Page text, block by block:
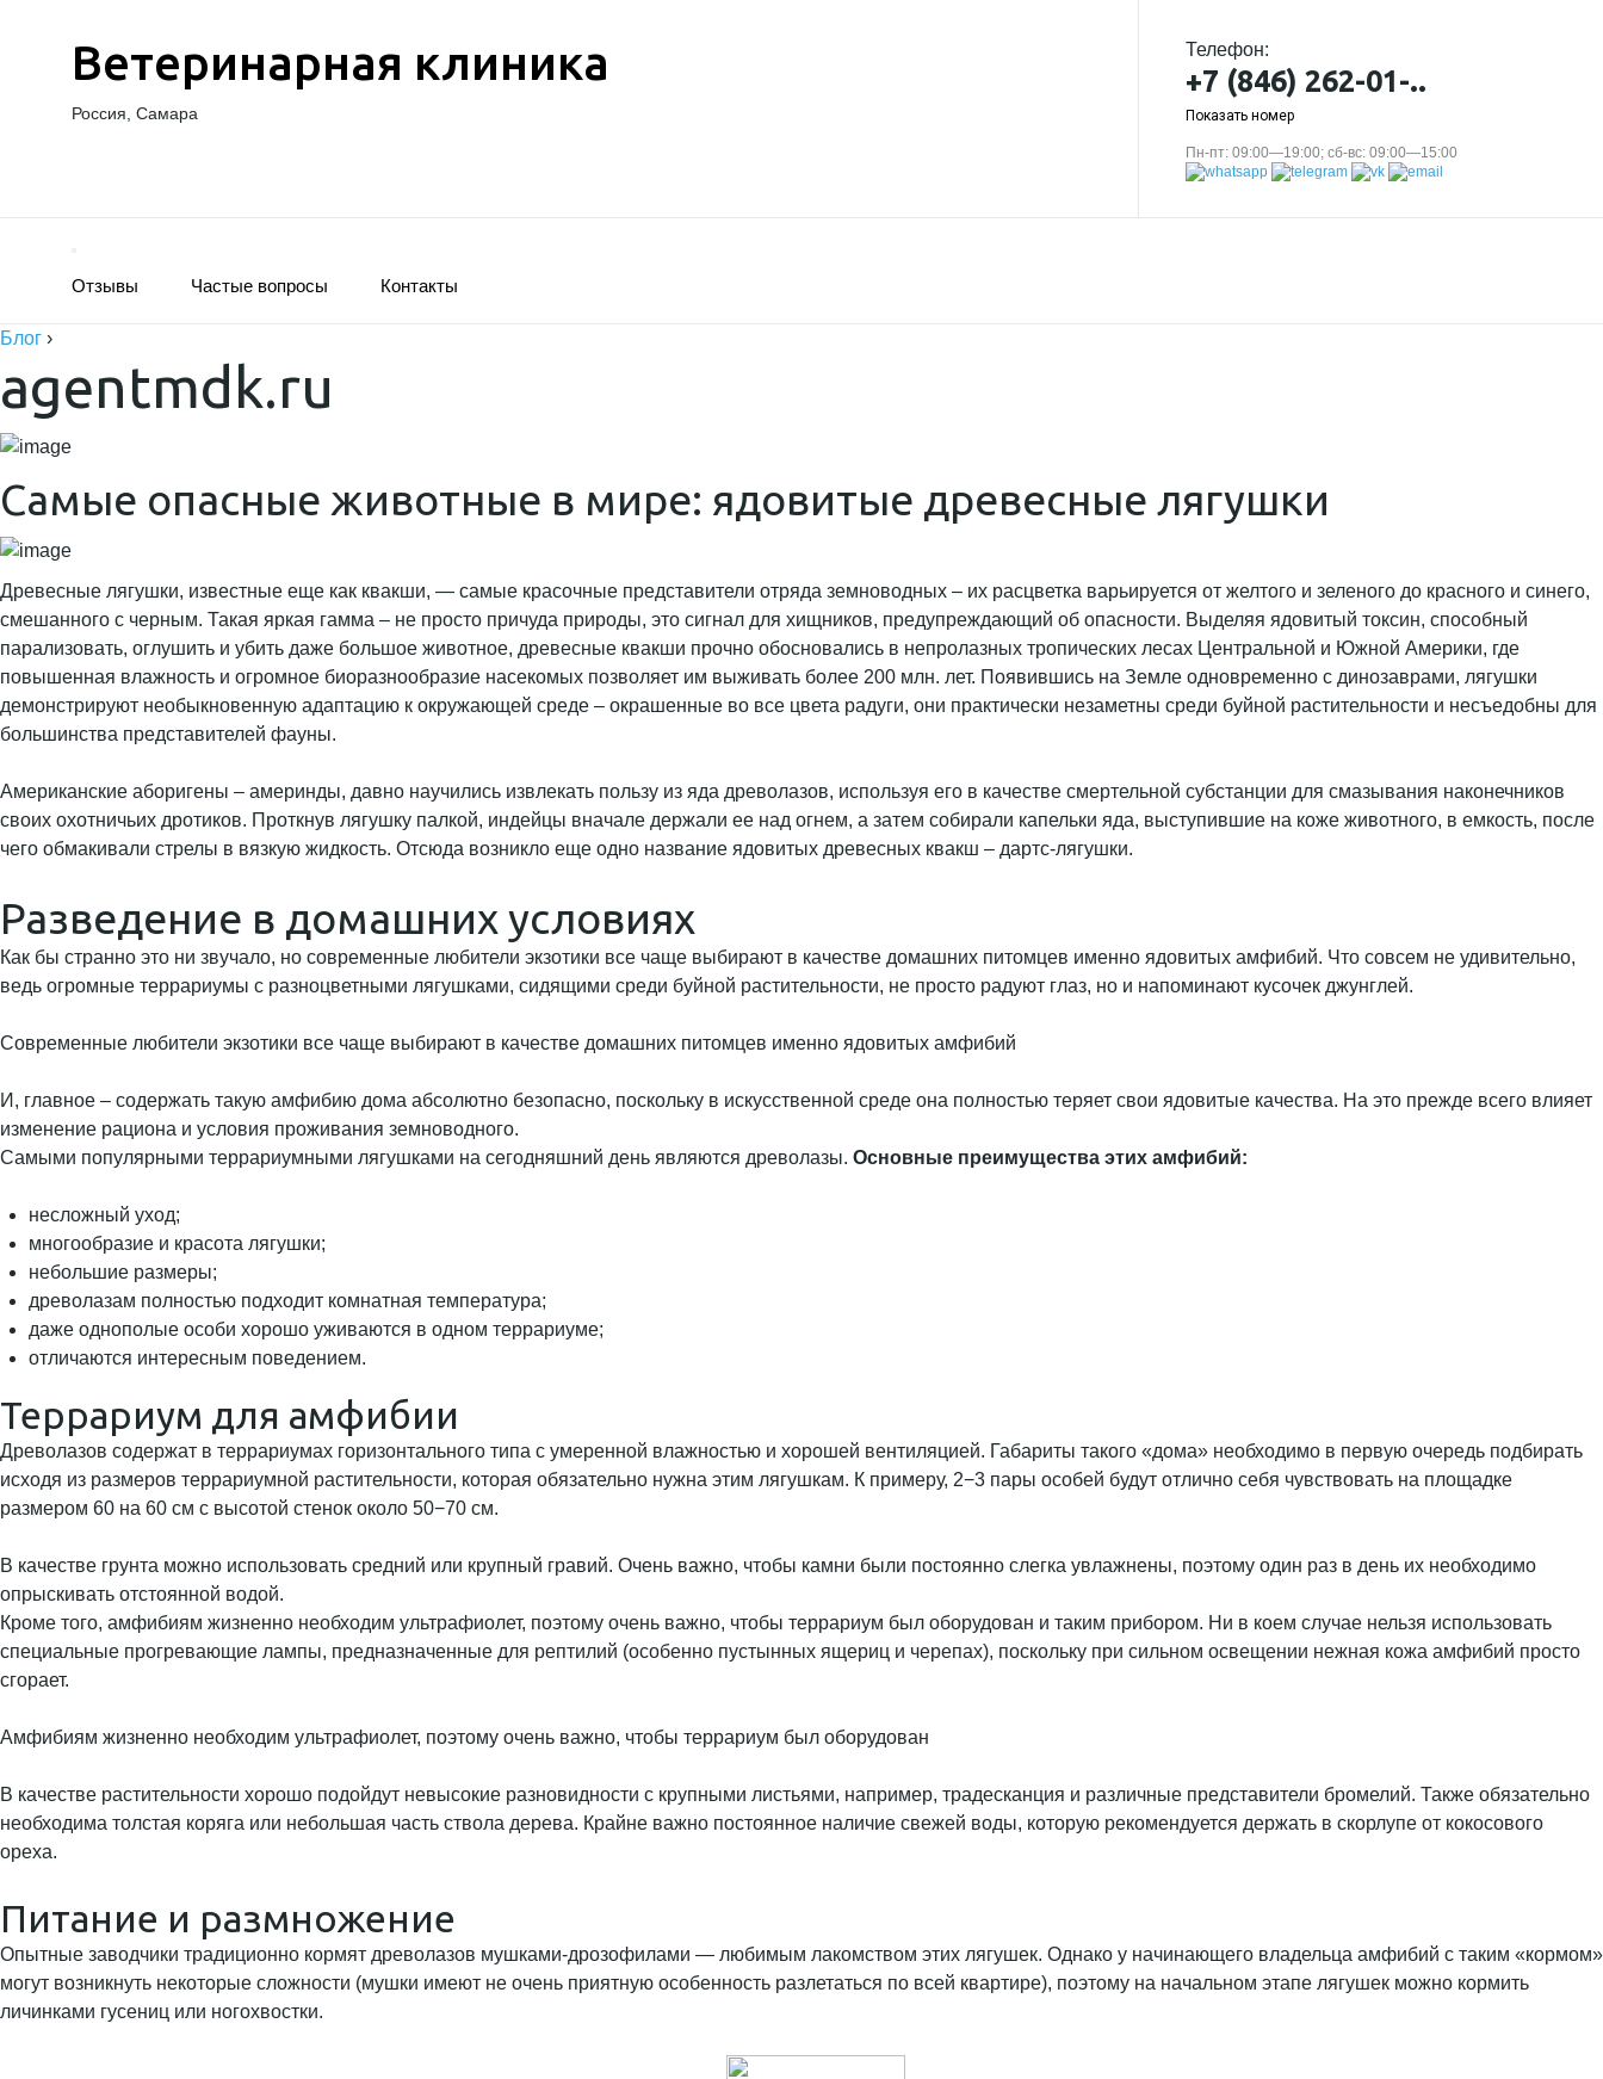
Ветеринарная клиника
Россия, Самара
Телефон:
+7 (846) 262-01-..
Показать номер
Пн-пт: 09:00—19:00; сб-вс: 09:00—15:00
Отзывы Частые вопросы Контакты
Блог ›
agentmdk.ru
Самые опасные животные в мире: ядовитые древесные лягушки
Древесные лягушки, известные еще как квакши, — самые красочные представители отряда земноводных – их расцветка варьируется от желтого и зеленого до красного и синего,
смешанного с черным. Такая яркая гамма – не просто причуда природы, это сигнал для хищников, предупреждающий об опасности. Выделяя ядовитый токсин, способный
парализовать, оглушить и убить даже большое животное, древесные квакши прочно обосновались в непролазных тропических лесах Центральной и Южной Америки, где
повышенная влажность и огромное биоразнообразие насекомых позволяет им выживать более 200 млн. лет. Появившись на Земле одновременно с динозаврами, лягушки
демонстрируют необыкновенную адаптацию к окружающей среде – окрашенные во все цвета радуги, они практически незаметны среди буйной растительности и несъедобны для
большинства представителей фауны.
Американские аборигены – америнды, давно научились извлекать пользу из яда древолазов, используя его в качестве смертельной субстанции для смазывания наконечников
своих охотничьих дротиков. Проткнув лягушку палкой, индейцы вначале держали ее над огнем, а затем собирали капельки яда, выступившие на коже животного, в емкость, после
чего обмакивали стрелы в вязкую жидкость. Отсюда возникло еще одно название ядовитых древесных квакш – дартс-лягушки.
Разведение в домашних условиях
Как бы странно это ни звучало, но современные любители экзотики все чаще выбирают в качестве домашних питомцев именно ядовитых амфибий. Что совсем не удивительно,
ведь огромные террариумы с разноцветными лягушками, сидящими среди буйной растительности, не просто радуют глаз, но и напоминают кусочек джунглей.
Современные любители экзотики все чаще выбирают в качестве домашних питомцев именно ядовитых амфибий
И, главное – содержать такую амфибию дома абсолютно безопасно, поскольку в искусственной среде она полностью теряет свои ядовитые качества. На это прежде всего влияет
изменение рациона и условия проживания земноводного.
Самыми популярными террариумными лягушками на сегодняшний день являются древолазы. Основные преимущества этих амфибий:
несложный уход;
многообразие и красота лягушки;
небольшие размеры;
древолазам полностью подходит комнатная температура;
даже однополые особи хорошо уживаются в одном террариуме;
отличаются интересным поведением.
Террариум для амфибии
Древолазов содержат в террариумах горизонтального типа с умеренной влажностью и хорошей вентиляцией. Габариты такого «дома» необходимо в первую очередь подбирать
исходя из размеров террариумной растительности, которая обязательно нужна этим лягушкам. К примеру, 2−3 пары особей будут отлично себя чувствовать на площадке
размером 60 на 60 см с высотой стенок около 50−70 см.
В качестве грунта можно использовать средний или крупный гравий. Очень важно, чтобы камни были постоянно слегка увлажнены, поэтому один раз в день их необходимо
опрыскивать отстоянной водой.
Кроме того, амфибиям жизненно необходим ультрафиолет, поэтому очень важно, чтобы террариум был оборудован и таким прибором. Ни в коем случае нельзя использовать
специальные прогревающие лампы, предназначенные для рептилий (особенно пустынных ящериц и черепах), поскольку при сильном освещении нежная кожа амфибий просто
сгорает.
Амфибиям жизненно необходим ультрафиолет, поэтому очень важно, чтобы террариум был оборудован
В качестве растительности хорошо подойдут невысокие разновидности с крупными листьями, например, традесканция и различные представители бромелий. Также обязательно
необходима толстая коряга или небольшая часть ствола дерева. Крайне важно постоянное наличие свежей воды, которую рекомендуется держать в скорлупе от кокосового
ореха.
Питание и размножение
Опытные заводчики традиционно кормят древолазов мушками-дрозофилами — любимым лакомством этих лягушек. Однако у начинающего владельца амфибий с таким «кормом»
могут возникнуть некоторые сложности (мушки имеют не очень приятную особенность разлетаться по всей квартире), поэтому на начальном этапе лягушек можно кормить
личинками гусениц или ногохвостки.